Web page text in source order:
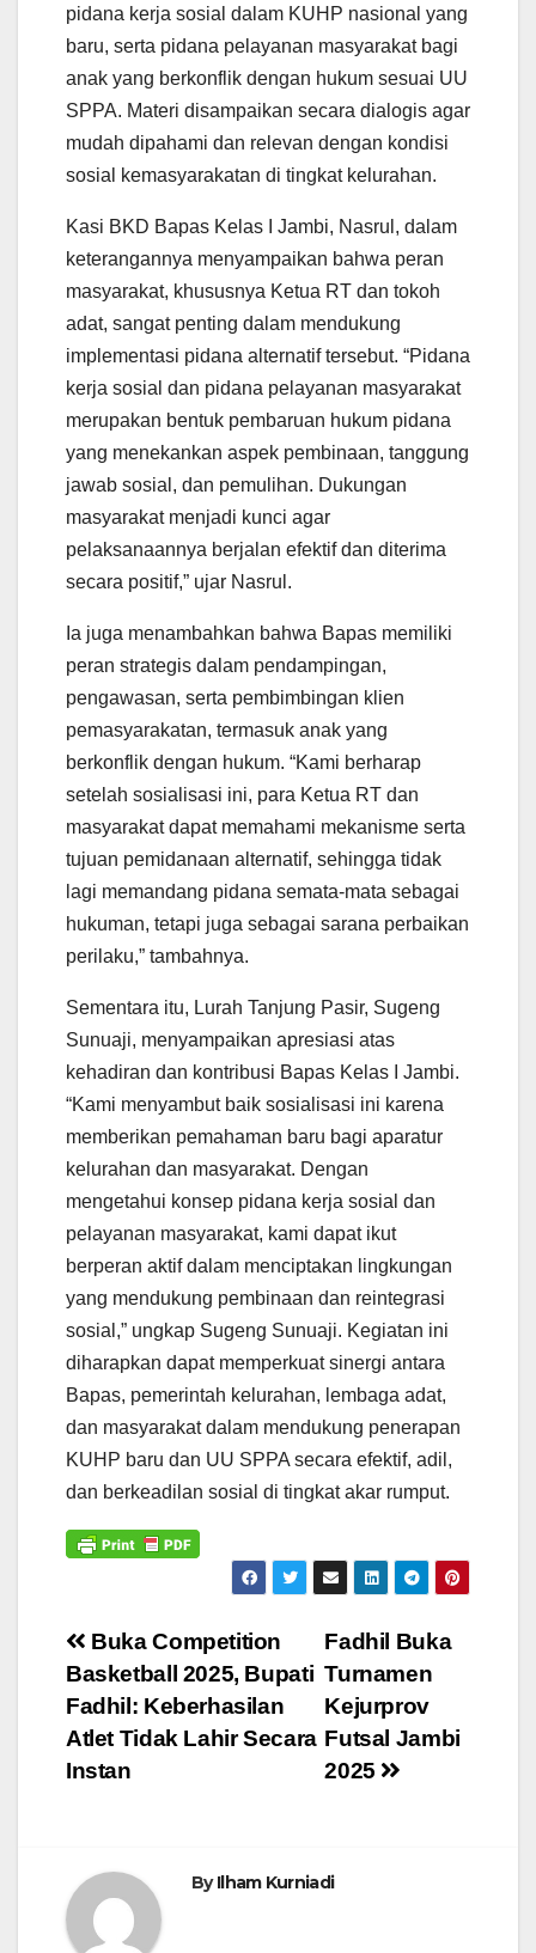
pidana kerja sosial dalam KUHP nasional yang
baru, serta pidana pelayanan masyarakat bagi
anak yang berkonflik dengan hukum sesuai UU
SPPA. Materi disampaikan secara dialogis agar
mudah dipahami dan relevan dengan kondisi
sosial kemasyarakatan di tingkat kelurahan.
Kasi BKD Bapas Kelas I Jambi, Nasrul, dalam
keterangannya menyampaikan bahwa peran
masyarakat, khususnya Ketua RT dan tokoh
adat, sangat penting dalam mendukung
implementasi pidana alternatif tersebut. “Pidana
kerja sosial dan pidana pelayanan masyarakat
merupakan bentuk pembaruan hukum pidana
yang menekankan aspek pembinaan, tanggung
jawab sosial, dan pemulihan. Dukungan
masyarakat menjadi kunci agar
pelaksanaannya berjalan efektif dan diterima
secara positif,” ujar Nasrul.
Ia juga menambahkan bahwa Bapas memiliki
peran strategis dalam pendampingan,
pengawasan, serta pembimbingan klien
pemasyarakatan, termasuk anak yang
berkonflik dengan hukum. “Kami berharap
setelah sosialisasi ini, para Ketua RT dan
masyarakat dapat memahami mekanisme serta
tujuan pemidanaan alternatif, sehingga tidak
lagi memandang pidana semata-mata sebagai
hukuman, tetapi juga sebagai sarana perbaikan
perilaku,” tambahnya.
Sementara itu, Lurah Tanjung Pasir, Sugeng
Sunuaji, menyampaikan apresiasi atas
kehadiran dan kontribusi Bapas Kelas I Jambi.
“Kami menyambut baik sosialisasi ini karena
memberikan pemahaman baru bagi aparatur
kelurahan dan masyarakat. Dengan
mengetahui konsep pidana kerja sosial dan
pelayanan masyarakat, kami dapat ikut
berperan aktif dalam menciptakan lingkungan
yang mendukung pembinaan dan reintegrasi
sosial,” ungkap Sugeng Sunuaji. Kegiatan ini
diharapkan dapat memperkuat sinergi antara
Bapas, pemerintah kelurahan, lembaga adat,
dan masyarakat dalam mendukung penerapan
KUHP baru dan UU SPPA secara efektif, adil,
dan berkeadilan sosial di tingkat akar rumput.
Navigasi
pos
Fadhil Buka
Turnamen
Kejurprov
Futsal Jambi
2025
Buka Competition
Basketball 2025, Bupati
Fadhil: Keberhasilan
Atlet Tidak Lahir Secara
Instan
ByIlham Kurniadi